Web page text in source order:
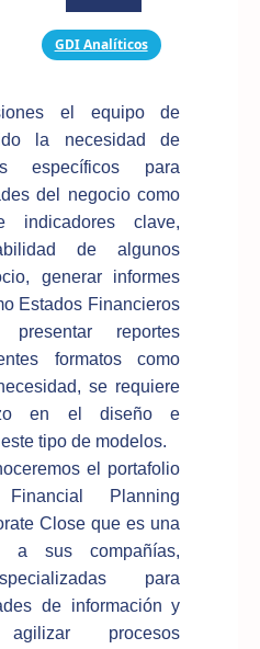
GDI Analíticos
el equipo de
la necesidad de
específicos para
del negocio como
indicadores clave,
de algunos
generar informes
Estados Financieros
reportes
formatos como
se requiere
en el diseño e
tipo de modelos.
el portafolio
Planning
Close que es una
a sus compañías,
para
de información y
procesos